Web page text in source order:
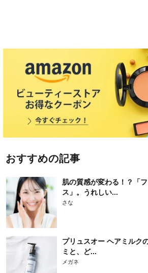
おすすめの記事
肌の質感が変わる！？「
ス」。うれしい...
さな
プリュスオー ヘアミルク
ミと、ど...
メガネ